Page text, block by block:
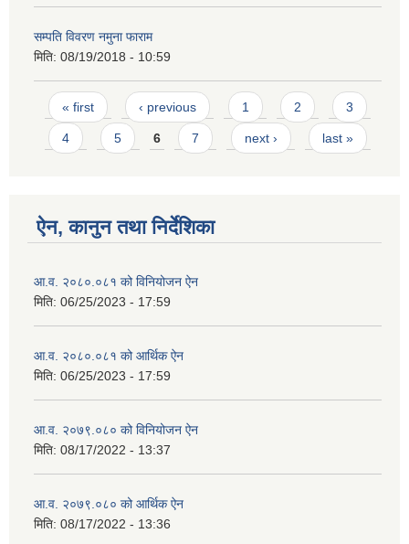
सम्पति विवरण नमुना फाराम
मिति: 08/19/2018 - 10:59
Pages
« first ‹ previous 1 2 3
4 5 6 7 next › last »
ऐन, कानुन तथा निर्देशिका
आ.व. २०८०.०८१ को विनियोजन ऐन
मिति: 06/25/2023 - 17:59
आ.व. २०८०.०८१ को आर्थिक ऐन
मिति: 06/25/2023 - 17:59
आ.व. २०७९.०८० को विनियोजन ऐन
मिति: 08/17/2022 - 13:37
आ.व. २०७९.०८० को आर्थिक ऐन
मिति: 08/17/2022 - 13:36